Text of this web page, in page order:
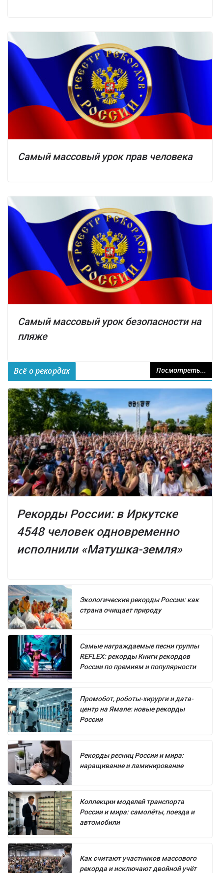
Самый массовый урок прав человека
Самый массовый урок безопасности на
пляже
Всё о рекордах Посмотреть...
Рекорды России: в Иркутске
4548 человек одновременно
исполнили «Матушка-земля»
Экологические рекорды России: как
страна очищает природу
Самые награждаемые песни группы
REFLEX: рекорды Книги рекордов
России по премиям и популярности
Промобот, роботы-хирурги и дата-
центр на Ямале: новые рекорды
России
Рекорды ресниц России и мира:
наращивание и ламинирование
Коллекции моделей транспорта
России и мира: самолёты, поезда и
автомобили
Как считают участников массового
рекорда и исключают двойной учёт